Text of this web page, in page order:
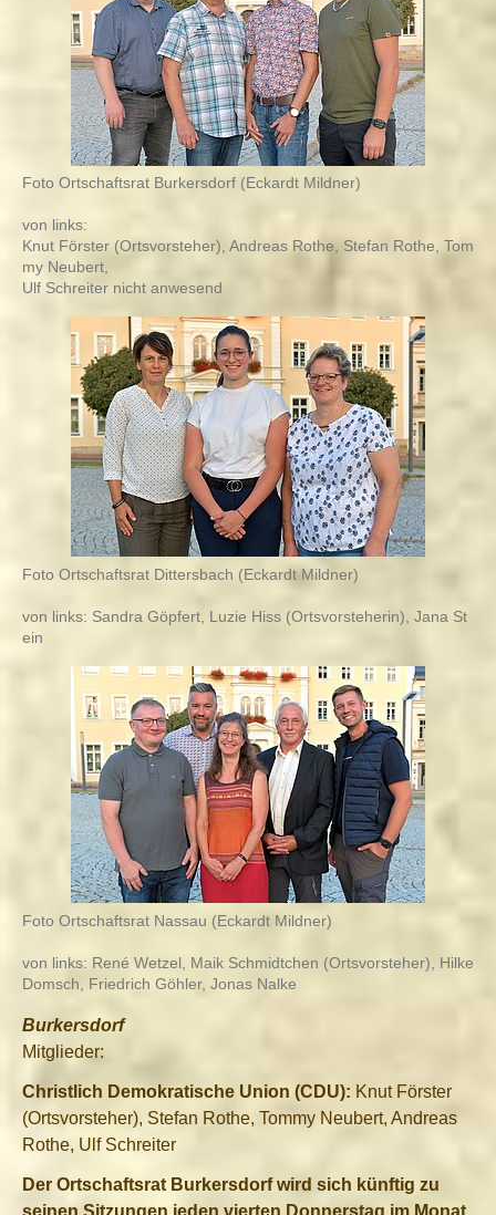
Foto Ortschaftsrat Burkersdorf (Eckardt Mildner)
von links:
Knut Förster (Ortsvorsteher), Andreas Rothe, Stefan Rothe, Tom
my Neubert,
Ulf Schreiter nicht anwesend
Foto Ortschaftsrat Dittersbach (Eckardt Mildner)
von links: Sandra Göpfert, Luzie Hiss (Ortsvorsteherin), Jana St
ein
Foto Ortschaftsrat Nassau (Eckardt Mildner)
von links: René Wetzel, Maik Schmidtchen (Ortsvorsteher), Hilke
Domsch, Friedrich Göhler, Jonas Nalke
Burkersdorf
Mitglieder:
Christlich Demokratische Union (CDU): Knut Förster
(Ortsvorsteher), Stefan Rothe, Tommy Neubert, Andreas
Rothe, Ulf Schreiter
Der Ortschaftsrat Burkersdorf wird sich künftig zu
seinen Sitzungen jeden vierten Donnerstag im Monat